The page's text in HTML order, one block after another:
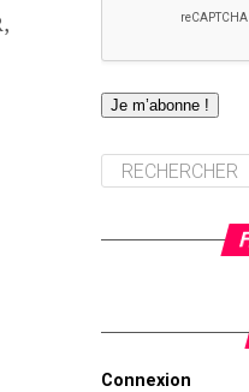
Connexion